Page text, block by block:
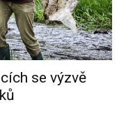
se výzvě